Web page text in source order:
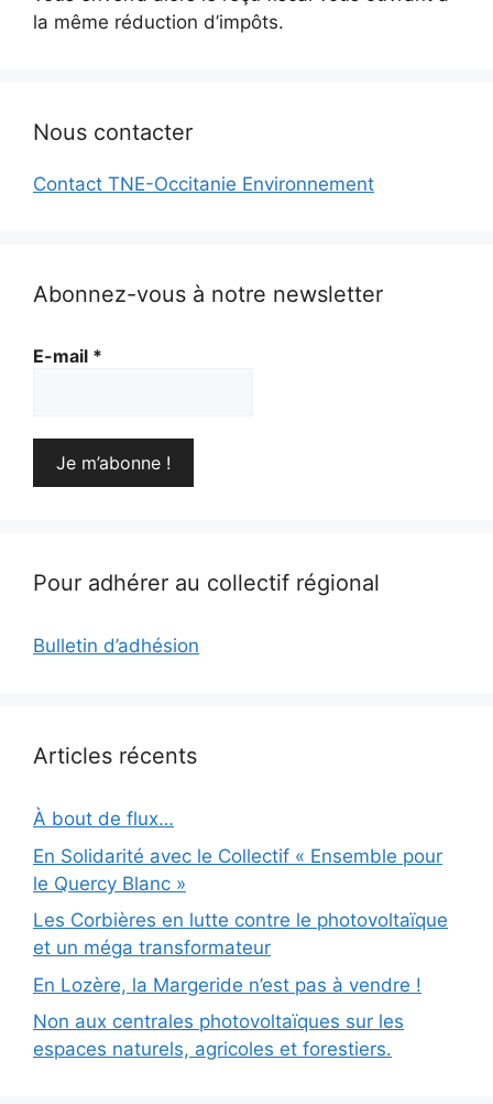
la même réduction d’impôts.
Nous contacter
Contact TNE-Occitanie Environnement
Abonnez-vous à notre newsletter
E-mail *
Pour adhérer au collectif régional
Bulletin d’adhésion
Articles récents
À bout de flux…
En Solidarité avec le Collectif « Ensemble pour
le Quercy Blanc »
Les Corbières en lutte contre le photovoltaïque
et un méga transformateur
En Lozère, la Margeride n’est pas à vendre !
Non aux centrales photovoltaïques sur les
espaces naturels, agricoles et forestiers.